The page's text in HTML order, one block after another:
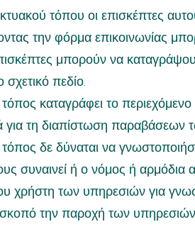
τόπου οι επισκέπτες
την φόρμα επικοινωνίας
μπορούν να
πεδίο.
καταγράφει το
για τη διαπίστωση
δε δύναται να
συναινεί ή ο νόμος ή
χρήστη των υπηρεσιών για
σκοπό την παροχή των υπηρεσιών.